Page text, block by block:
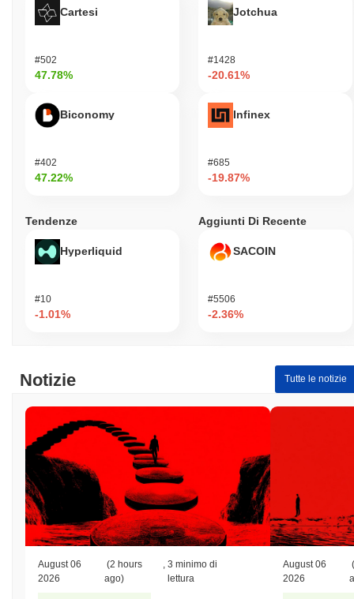
Cartesi
#502
47.78%
Biconomy
#402
47.22%
Jotchua
#1428
-20.61%
Infinex
#685
-19.87%
Tendenze
Hyperliquid
#10
-1.01%
Aggiunti Di Recente
SACOIN
#5506
-2.36%
Notizie Tutte le notizie
August 06
2026
(2 hours
ago)
,3 minimo di
lettura
August 06
2026